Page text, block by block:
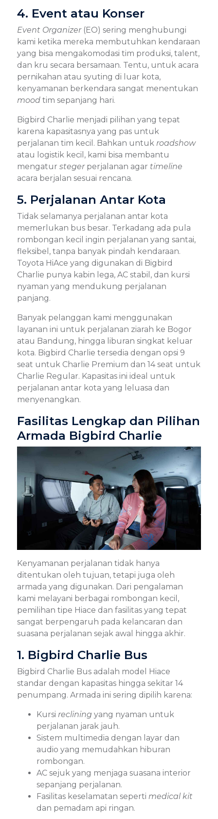
4. Event atau Konser
Event Organizer(EO) sering menghubungi
kami ketika mereka membutuhkan kendaraan
yang bisa mengakomodasi tim produksi, talent,
dan kru secara bersamaan. Tentu, untuk acara
pernikahan atau syuting di luar kota,
kenyamanan berkendara sangat menentukan
mood tim sepanjang hari.
Bigbird Charlie menjadi pilihan yang tepat
karena kapasitasnya yang pas untuk
perjalanan tim kecil. Bahkan untuk roadshow
atau logistik kecil, kami bisa membantu
mengatur steger perjalanan agar timeline
acara berjalan sesuai rencana.
5. Perjalanan Antar Kota
Tidak selamanya perjalanan antar kota
memerlukan bus besar. Terkadang ada pula
rombongan kecil ingin perjalanan yang santai,
fleksibel, tanpa banyak pindah kendaraan.
Toyota HiAce yang digunakan di Bigbird
Charlie punya kabin lega, AC stabil, dan kursi
nyaman yang mendukung perjalanan
panjang.
Banyak pelanggan kami menggunakan
layanan ini untuk perjalanan ziarah ke Bogor
atau Bandung, hingga liburan singkat keluar
kota. Bigbird Charlie tersedia dengan opsi 9
seat untuk Charlie Premium dan 14 seat untuk
Charlie Regular. Kapasitas ini ideal untuk
perjalanan antar kota yang leluasa dan
menyenangkan.
Fasilitas Lengkap dan Pilihan
Armada Bigbird Charlie
Kenyamanan perjalanan tidak hanya
ditentukan oleh tujuan, tetapi juga oleh
armada yang digunakan. Dari pengalaman
kami melayani berbagai rombongan kecil,
pemilihan tipe Hiace dan fasilitas yang tepat
sangat berpengaruh pada kelancaran dan
suasana perjalanan sejak awal hingga akhir.
1. Bigbird Charlie Bus
Bigbird Charlie Bus adalah model Hiace
standar dengan kapasitas hingga sekitar 14
penumpang. Armada ini sering dipilih karena:
Kursi reclining yang nyaman untuk
perjalanan jarak jauh.
Sistem multimedia dengan layar dan
audio yang memudahkan hiburan
rombongan.
AC sejuk yang menjaga suasana interior
sepanjang perjalanan.
Fasilitas keselamatan seperti medical kit
dan pemadam api ringan.